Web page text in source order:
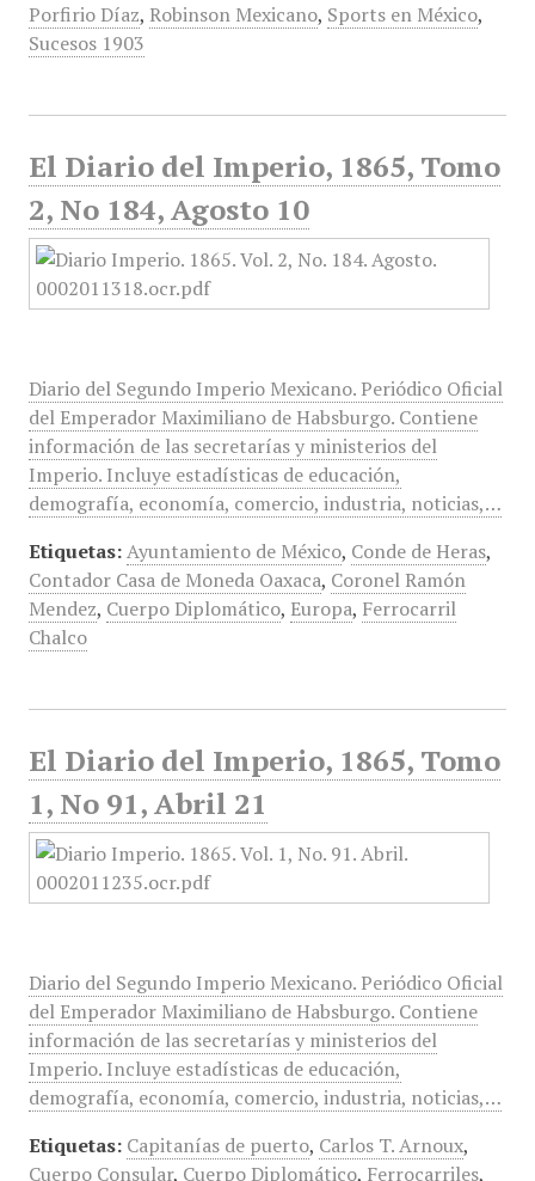
Porfirio Díaz, Robinson Mexicano, Sports en México,
Sucesos 1903
El Diario del Imperio, 1865, Tomo
2, No 184, Agosto 10
Diario del Segundo Imperio Mexicano. Periódico Oficial
del Emperador Maximiliano de Habsburgo. Contiene
información de las secretarías y ministerios del
Imperio. Incluye estadísticas de educación,
demografía, economía, comercio, industria, noticias,…
Etiquetas: Ayuntamiento de México, Conde de Heras,
Contador Casa de Moneda Oaxaca, Coronel Ramón
Mendez, Cuerpo Diplomático, Europa, Ferrocarril
Chalco
El Diario del Imperio, 1865, Tomo
1, No 91, Abril 21
Diario del Segundo Imperio Mexicano. Periódico Oficial
del Emperador Maximiliano de Habsburgo. Contiene
información de las secretarías y ministerios del
Imperio. Incluye estadísticas de educación,
demografía, economía, comercio, industria, noticias,…
Etiquetas: Capitanías de puerto, Carlos T. Arnoux,
Cuerpo Consular, Cuerpo Diplomático, Ferrocarriles,